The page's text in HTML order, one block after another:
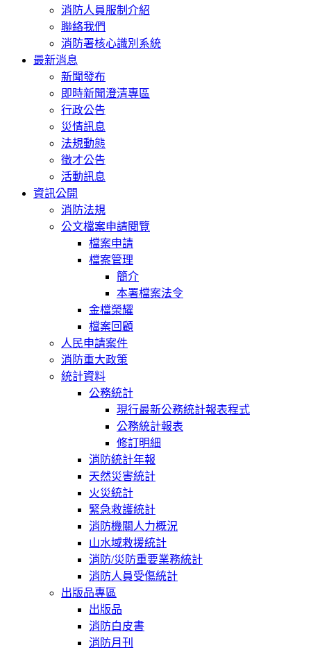
消防人員服制介紹
聯絡我們
消防署核心識別系統
最新消息
新聞發布
即時新聞澄清專區
行政公告
災情訊息
法規動態
徵才公告
活動訊息
資訊公開
消防法規
公文檔案申請閱覽
檔案申請
檔案管理
簡介
本署檔案法令
金檔榮耀
檔案回顧
人民申請案件
消防重大政策
統計資料
公務統計
現行最新公務統計報表程式
公務統計報表
修訂明細
消防統計年報
天然災害統計
火災統計
緊急救護統計
消防機關人力概況
山水域救援統計
消防/災防重要業務統計
消防人員受傷統計
出版品專區
出版品
消防白皮書
消防月刊